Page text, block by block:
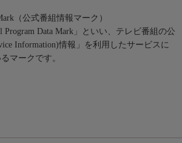
（公式番組情報マーク）
Data Mark」といい、テレビ番組の公
Information)情報」を利用したサービスに
マークです。